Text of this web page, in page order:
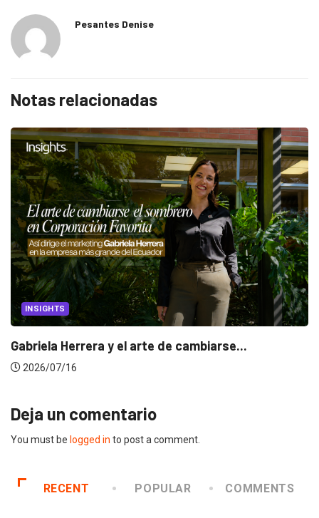
Pesantes Denise
Notas relacionadas
INSIGHTS
Gabriela Herrera y el arte de cambiarse...
2026/07/16
Deja un comentario
You must be logged in to post a comment.
RECENT POPULAR COMMENTS